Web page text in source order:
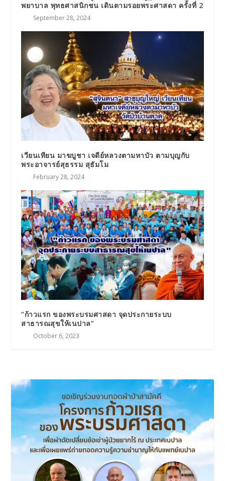
พยาบาล พุทธศาสนิกชน เดินตามรอยพระศาสดา ครั้งที่ 2
September 28, 2024
เวียนเทียน มาฆบูชา เจดีย์หลวงตามหาบัว ตามบุญกับ
พระอาจารย์สุธรรม สุธัมโม
February 28, 2024
“ก้าวแรก ของพระบรมศาสดา จุดประกายระบบ
สาธารณสุขให้เนปาล”
October 6, 2023